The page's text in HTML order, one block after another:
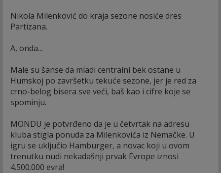
Nikola Milenković do kraja sezone nosiće dres
Partizana.
A, onda...
Male su šanse da mladi centralni bek ostane u
Humskoj po završetku tekuće sezone, jer je red za
crno-belog bisera sve veći, baš kao i cifre koje se
spominju.
MONDU je potvrđeno da je u četvrtak na adresu
kluba stigla ponuda za Milenkovića iz Nemačke. U
igru se uključio Hamburger, a novac koji u ovom
trenutku nudi nekadašnji prvak Evrope iznosi
4.500.000 evra!